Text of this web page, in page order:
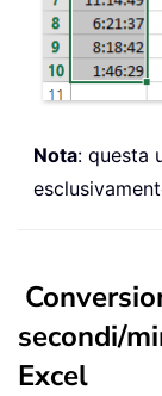
Nota: questa
secondi/
Excel